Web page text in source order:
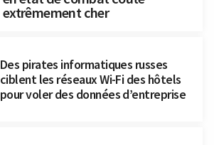
extrêmement cher
Des pirates informatiques russes
ciblent les réseaux Wi-Fi des hôtels
pour voler des données d’entreprise